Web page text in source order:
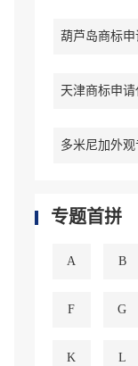
葫芦岛商标申
天津商标申请
多米尼加外
专题首拼
A B
F G
K L